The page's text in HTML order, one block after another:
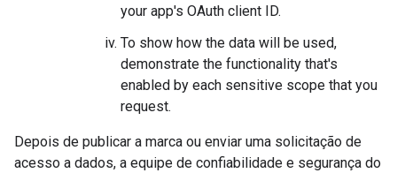
your app's OAuth client ID.
To show how the data will be used,
demonstrate the functionality that's
enabled by each sensitive scope that you
request.
Depois de publicar a marca ou enviar uma solicitação de
acesso a dados, a equipe de confiabilidade e segurança do